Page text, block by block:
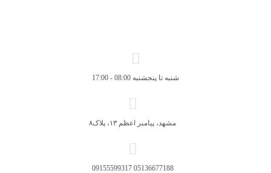
شنبه تا پنجشنبه 08:00 - 17:00
مشهد، پیامبر اعظم ۱۳، پلاک۸
05136677188 09155599317